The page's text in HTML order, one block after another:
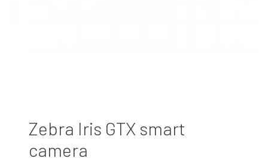
Zebra Iris GTX smart
camera